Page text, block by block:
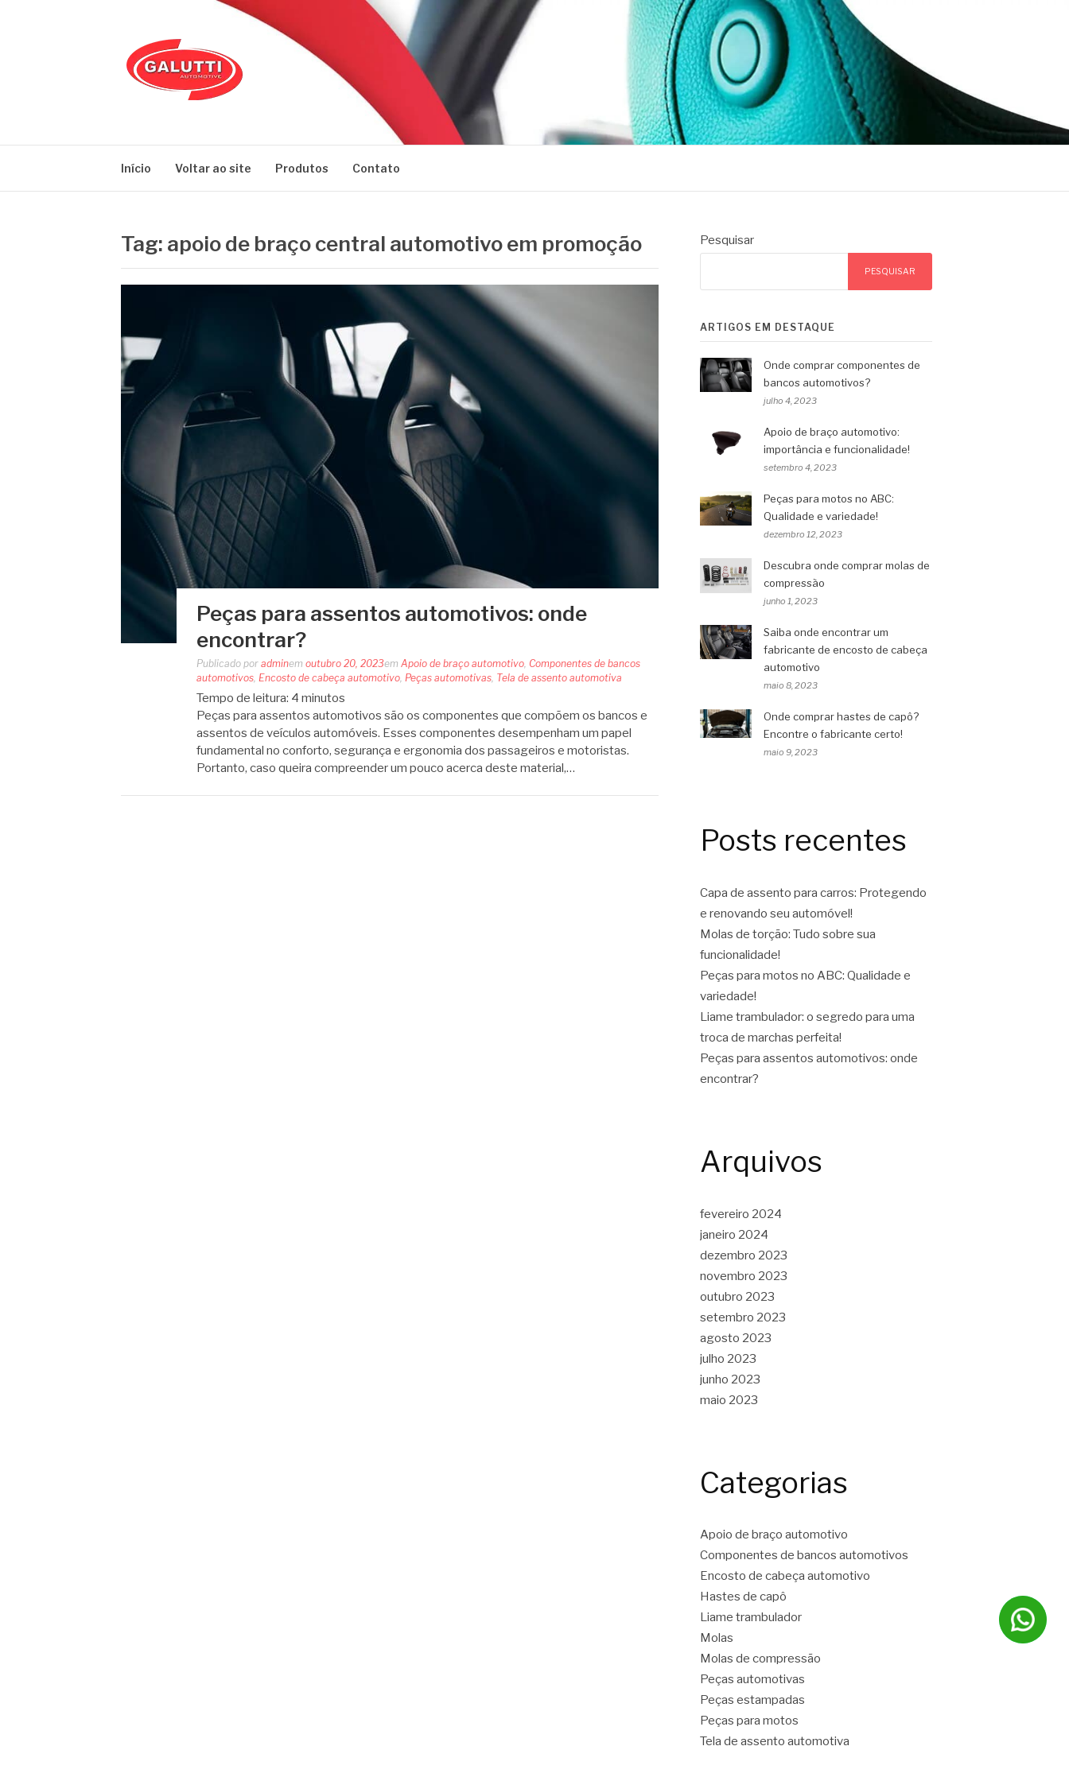
Início Voltar ao site Produtos Contato
Tag: apoio de braço central automotivo em promoção
Peças para assentos automotivos: onde
encontrar?
Publicado por adminem outubro 20, 2023em Apoio de braço automotivo, Componentes de bancos
automotivos, Encosto de cabeça automotivo, Peças automotivas, Tela de assento automotiva
Tempo de leitura: 4 minutos
Peças para assentos automotivos são os componentes que compõem os bancos e
assentos de veículos automóveis. Esses componentes desempenham um papel
fundamental no conforto, segurança e ergonomia dos passageiros e motoristas.
Portanto, caso queira compreender um pouco acerca deste material,…
Pesquisar
PESQUISAR
ARTIGOS EM DESTAQUE
Onde comprar componentes de
bancos automotivos?
julho 4, 2023
Apoio de braço automotivo:
importância e funcionalidade!
setembro 4, 2023
Peças para motos no ABC:
Qualidade e variedade!
dezembro 12, 2023
Descubra onde comprar molas de
compressão
junho 1, 2023
Saiba onde encontrar um
fabricante de encosto de cabeça
automotivo
maio 8, 2023
Onde comprar hastes de capô?
Encontre o fabricante certo!
maio 9, 2023
Posts recentes
Capa de assento para carros: Protegendo
e renovando seu automóvel!
Molas de torção: Tudo sobre sua
funcionalidade!
Peças para motos no ABC: Qualidade e
variedade!
Liame trambulador: o segredo para uma
troca de marchas perfeita!
Peças para assentos automotivos: onde
encontrar?
Arquivos
fevereiro 2024
janeiro 2024
dezembro 2023
novembro 2023
outubro 2023
setembro 2023
agosto 2023
julho 2023
junho 2023
maio 2023
Categorias
Apoio de braço automotivo
Componentes de bancos automotivos
Encosto de cabeça automotivo
Hastes de capô
Liame trambulador
Molas
Molas de compressão
Peças automotivas
Peças estampadas
Peças para motos
Tela de assento automotiva